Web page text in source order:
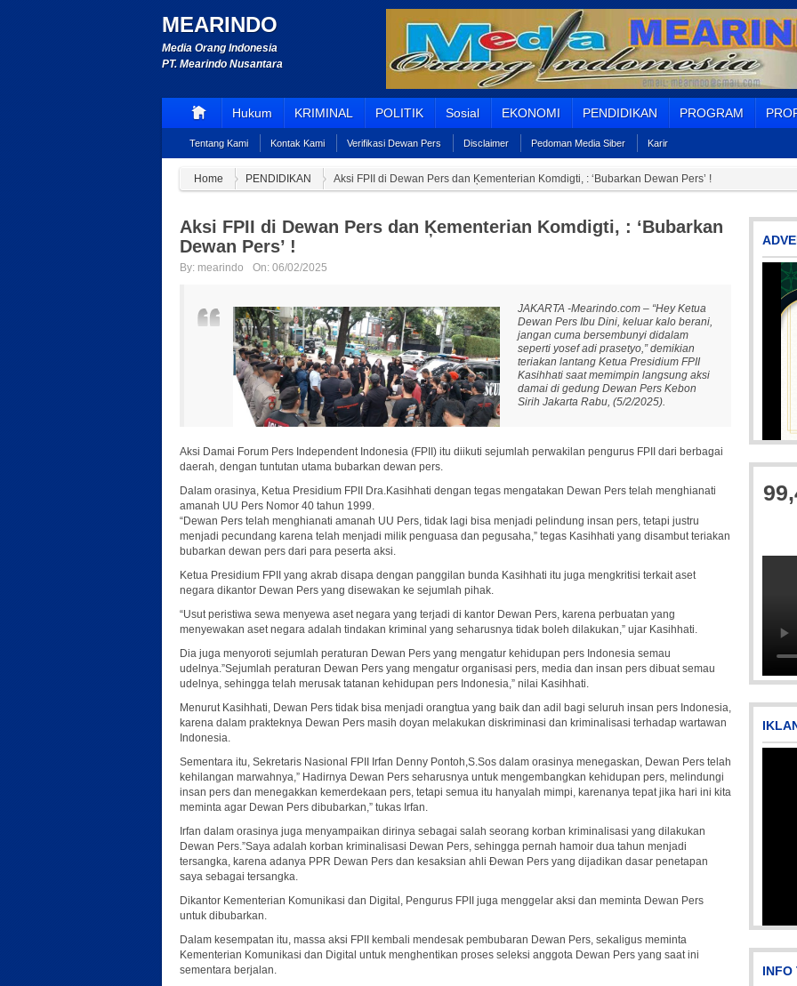
MEARINDO
Media Orang Indonesia
PT. Mearindo Nusantara
Hukum KRIMINAL POLITIK Sosial EKONOMI PENDIDIKAN PROGRAM
Tentang Kami Kontak Kami Verifikasi Dewan Pers Disclaimer Pedoman Media Siber Karir
Home PENDIDIKAN Aksi FPII di Dewan Pers dan Ķementerian Komdigti, : ‘Bubarkan Dewan Pers’ !
Aksi FPII di Dewan Pers dan Ķementerian Komdigti, : ‘Bubarkan
Dewan Pers’ !
By: mearindo On: 06/02/2025
JAKARTA -Mearindo.com – “Hey Ketua
Dewan Pers Ibu Dini, keluar kalo berani,
jangan cuma bersembunyi didalam
seperti yosef adi prasetyo,” demikian
teriakan lantang Ketua Presidium FPII
Kasihhati saat memimpin langsung aksi
damai di gedung Dewan Pers Kebon
Sirih Jakarta Rabu, (5/2/2025).
Aksi Damai Forum Pers Independent Indonesia (FPII) itu diikuti sejumlah perwakilan pengurus FPII dari berbagai
daerah, dengan tuntutan utama bubarkan dewan pers.
Dalam orasinya, Ketua Presidium FPII Dra.Kasihhati dengan tegas mengatakan Dewan Pers telah menghianati
amanah UU Pers Nomor 40 tahun 1999.
“Dewan Pers telah menghianati amanah UU Pers, tidak lagi bisa menjadi pelindung insan pers, tetapi justru
menjadi pecundang karena telah menjadi milik penguasa dan pegusaha,” tegas Kasihhati yang disambut teriakan
bubarkan dewan pers dari para peserta aksi.
Ketua Presidium FPII yang akrab disapa dengan panggilan bunda Kasihhati itu juga mengkritisi terkait aset
negara dikantor Dewan Pers yang disewakan ke sejumlah pihak.
“Usut peristiwa sewa menyewa aset negara yang terjadi di kantor Dewan Pers, karena perbuatan yang
menyewakan aset negara adalah tindakan kriminal yang seharusnya tidak boleh dilakukan,” ujar Kasihhati.
Dia juga menyoroti sejumlah peraturan Dewan Pers yang mengatur kehidupan pers Indonesia semau
udelnya.”Sejumlah peraturan Dewan Pers yang mengatur organisasi pers, media dan insan pers dibuat semau
udelnya, sehingga telah merusak tatanan kehidupan pers Indonesia,” nilai Kasihhati.
Menurut Kasihhati, Dewan Pers tidak bisa menjadi orangtua yang baik dan adil bagi seluruh insan pers Indonesia,
karena dalam prakteknya Dewan Pers masih doyan melakukan diskriminasi dan kriminalisasi terhadap wartawan
Indonesia.
Sementara itu, Sekretaris Nasional FPII Irfan Denny Pontoh,S.Sos dalam orasinya menegaskan, Dewan Pers telah
kehilangan marwahnya,” Hadirnya Dewan Pers seharusnya untuk mengembangkan kehidupan pers, melindungi
insan pers dan menegakkan kemerdekaan pers, tetapi semua itu hanyalah mimpi, karenanya tepat jika hari ini kita
meminta agar Dewan Pers dibubarkan,” tukas Irfan.
Irfan dalam orasinya juga menyampaikan dirinya sebagai salah seorang korban kriminalisasi yang dilakukan
Dewan Pers.”Saya adalah korban kriminalisasi Dewan Pers, sehingga pernah hamoir dua tahun menjadi
tersangka, karena adanya PPR Dewan Pers dan kesaksian ahli Ðewan Pers yang dijadikan dasar penetapan
saya sebagai tersangka.
Dikantor Kementerian Komunikasi dan Digital, Pengurus FPII juga menggelar aksi dan meminta Dewan Pers
untuk dibubarkan.
Dalam kesempatan itu, massa aksi FPII kembali mendesak pembubaran Dewan Pers, sekaligus meminta
Kementerian Komunikasi dan Digital untuk menghentikan proses seleksi anggota Dewan Pers yang saat ini
sementara berjalan.
IMG-20250501-
IMG-20170928-WA0071
IMG-20191006-WA0043
INFO